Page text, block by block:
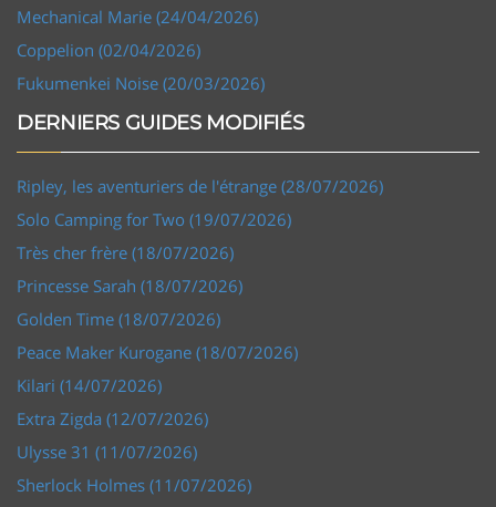
Mechanical Marie (24/04/2026)
Coppelion (02/04/2026)
Fukumenkei Noise (20/03/2026)
DERNIERS GUIDES MODIFIÉS
Ripley, les aventuriers de l'étrange (28/07/2026)
Solo Camping for Two (19/07/2026)
Très cher frère (18/07/2026)
Princesse Sarah (18/07/2026)
Golden Time (18/07/2026)
Peace Maker Kurogane (18/07/2026)
Kilari (14/07/2026)
Extra Zigda (12/07/2026)
Ulysse 31 (11/07/2026)
Sherlock Holmes (11/07/2026)